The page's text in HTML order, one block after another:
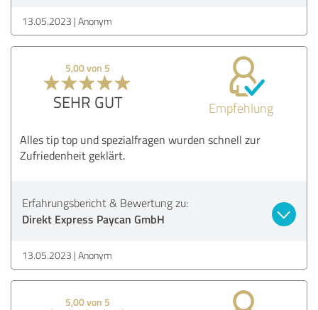
13.05.2023 Anonym
5,00 von 5
SEHR GUT Empfehlung
Alles tip top und spezialfragen wurden schnell zur
Zufriedenheit geklärt.
Erfahrungsbericht & Bewertung zu:
Direkt Express Paycan GmbH
13.05.2023 Anonym
5,00 von 5